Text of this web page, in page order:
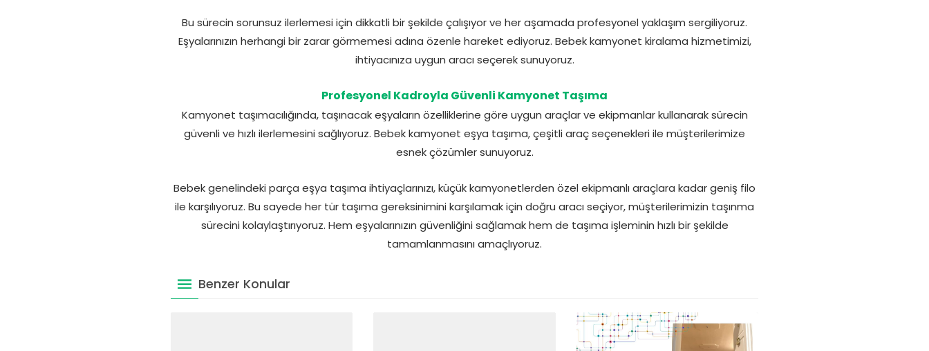
Bu sürecin sorunsuz ilerlemesi için dikkatli bir şekilde çalışıyor ve her aşamada profesyonel yaklaşım sergiliyoruz.
Eşyalarınızın herhangi bir zarar görmemesi adına özenle hareket ediyoruz. Bebek kamyonet kiralama hizmetimizi,
ihtiyacınıza uygun aracı seçerek sunuyoruz.
Profesyonel Kadroyla Güvenli Kamyonet Taşıma
Kamyonet taşımacılığında, taşınacak eşyaların özelliklerine göre uygun araçlar ve ekipmanlar kullanarak sürecin
güvenli ve hızlı ilerlemesini sağlıyoruz. Bebek kamyonet eşya taşıma, çeşitli araç seçenekleri ile müşterilerimize
esnek çözümler sunuyoruz.
Bebek genelindeki parça eşya taşıma ihtiyaçlarınızı, küçük kamyonetlerden özel ekipmanlı araçlara kadar geniş filo
ile karşılıyoruz. Bu sayede her tür taşıma gereksinimini karşılamak için doğru aracı seçiyor, müşterilerimizin taşınma
sürecini kolaylaştırıyoruz. Hem eşyalarınızın güvenliğini sağlamak hem de taşıma işleminin hızlı bir şekilde
tamamlanmasını amaçlıyoruz.
Benzer Konular